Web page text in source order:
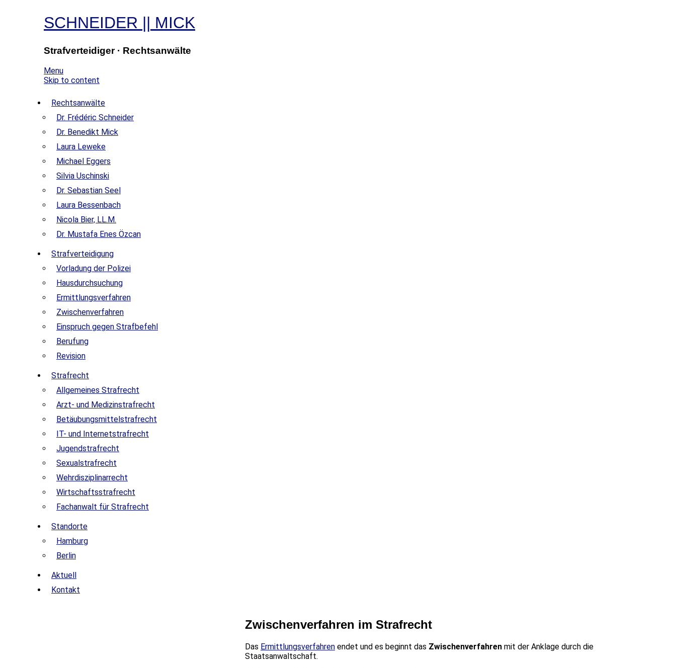
SCHNEIDER || MICK
Strafverteidiger · Rechtsanwälte
Menu
Skip to content
Rechtsanwälte
Dr. Frédéric Schneider
Dr. Benedikt Mick
Laura Leweke
Michael Eggers
Silvia Uschinski
Dr. Sebastian Seel
Laura Bessenbach
Nicola Bier, LL.M.
Dr. Mustafa Enes Özcan
Strafverteidigung
Vorladung der Polizei
Hausdurchsuchung
Ermittlungsverfahren
Zwischenverfahren
Einspruch gegen Strafbefehl
Berufung
Revision
Strafrecht
Allgemeines Strafrecht
Arzt- und Medizinstrafrecht
Betäubungsmittelstrafrecht
IT- und Internetstrafrecht
Jugendstrafrecht
Sexualstrafrecht
Wehrdisziplinarrecht
Wirtschaftsstrafrecht
Fachanwalt für Strafrecht
Standorte
Hamburg
Berlin
Aktuell
Kontakt
Zwischenverfahren im Strafrecht
Das Ermittlungsverfahren endet und es beginnt das Zwischenverfahren mit der Anklage durch die
Staatsanwaltschaft.